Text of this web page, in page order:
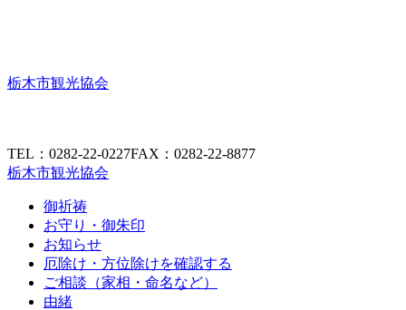
栃木市観光協会
TEL：0282-22-0227FAX：0282-22-8877
栃木市観光協会
御祈祷
お守り・御朱印
お知らせ
厄除け・方位除けを確認する
ご相談（家相・命名など）
由緒